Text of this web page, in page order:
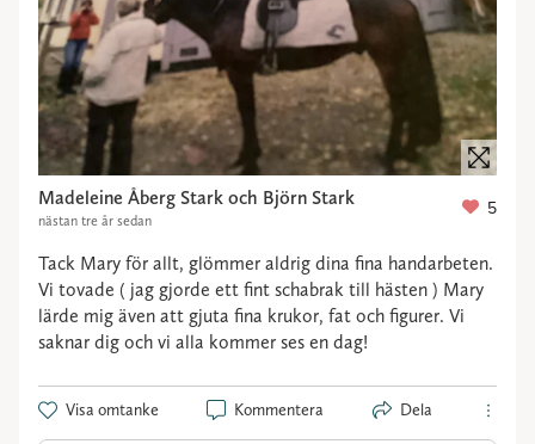
Madeleine Åberg Stark och Björn Stark
nästan tre år sedan
5
Tack Mary för allt, glömmer aldrig dina fina handarbeten.
Vi tovade ( jag gjorde ett fint schabrak till hästen ) Mary
lärde mig även att gjuta fina krukor, fat och figurer. Vi
saknar dig och vi alla kommer ses en dag!
Visa omtanke Kommentera Dela